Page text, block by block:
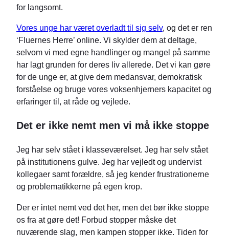
for langsomt.
Vores unge har været overladt til sig selv, og det er ren
‘Fluernes Herre’ online. Vi skylder dem at deltage,
selvom vi med egne handlinger og mangel på samme
har lagt grunden for deres liv allerede. Det vi kan gøre
for de unge er, at give dem medansvar, demokratisk
forståelse og bruge vores voksenhjerners kapacitet og
erfaringer til, at råde og vejlede.
Det er ikke nemt men vi må ikke stoppe
Jeg har selv stået i klasseværelset. Jeg har selv stået
på institutionens gulve. Jeg har vejledt og undervist
kollegaer samt forældre, så jeg kender frustrationerne
og problematikkerne på egen krop.
Der er intet nemt ved det her, men det bør ikke stoppe
os fra at gøre det! Forbud stopper måske det
nuværende slag, men kampen stopper ikke. Tiden for